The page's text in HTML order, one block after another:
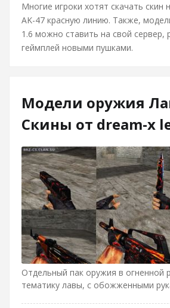
Многие игроки хотят скачать скин
AK-47 красную линию. Также,
1.6 можно ставить на свой сервер,
геймплей новыми пушками.
Модели оружия
Скины от dream-x
Отдельный пак оружия в огненной
тематику лавы, с обожженными